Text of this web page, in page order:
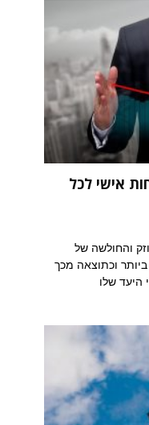
אישי לכל
והחולשה של
ביותר וכתוצאה מכך
היעד שלו